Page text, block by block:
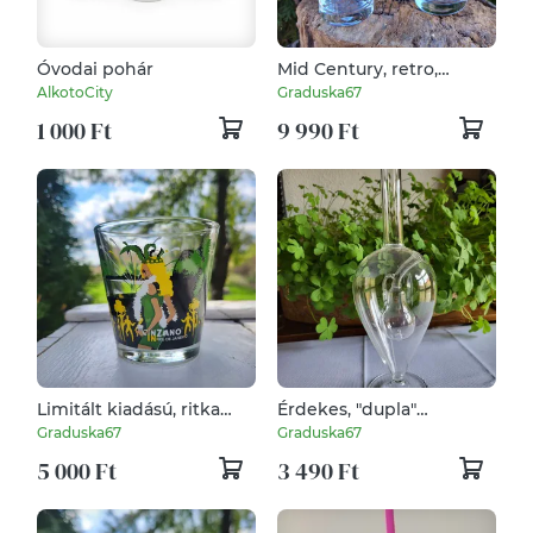
Óvodai pohár
AlkotoCity
1 000 Ft
Mid Century, retro,
vintage Pin-Up
as évekből
Graduska67
9 990 Ft
Limitált kiadású, ritka
Cinzano Rio de Janeiro
Graduska67
5 000 Ft
Érdekes, "dupla"
szeszesitalos pohár
Graduska67
3 490 Ft